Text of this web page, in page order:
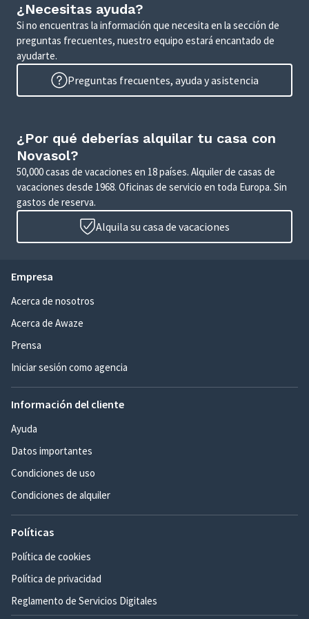
¿Necesitas ayuda?
Si no encuentras la información que necesita en la sección de
preguntas frecuentes, nuestro equipo estará encantado de
ayudarte.
Preguntas frecuentes, ayuda y asistencia
¿Por qué deberías alquilar tu casa con
Novasol?
50,000 casas de vacaciones en 18 países. Alquiler de casas de
vacaciones desde 1968. Oficinas de servicio en toda Europa. Sin
gastos de reserva.
Alquila su casa de vacaciones
Empresa
Acerca de nosotros
Acerca de Awaze
Prensa
Iniciar sesión como agencia
Información del cliente
Ayuda
Datos importantes
Condiciones de uso
Condiciones de alquiler
Políticas
Política de cookies
Política de privacidad
Reglamento de Servicios Digitales